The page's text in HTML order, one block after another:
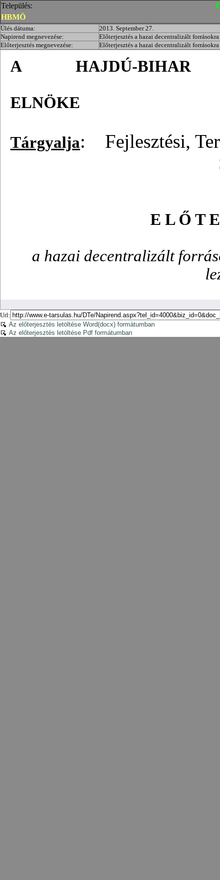
Település:
HBMÖ
Ülés dátuma:
2013. September 27.
Napirend megnevezése:
Előterjesztés a hazai decentralizált
Előterjesztés megnevezése:
Előterjesztés a hazai decentralizált
Url:
Az előterjesztés letöltése Word(docx) formátumban
Az előterjesztés letöltése Pdf formátumban